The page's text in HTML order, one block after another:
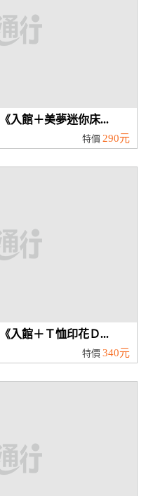
入館＋美夢迷你床...
特價 290元
入館＋Ｔ恤印花Ｄ...
特價 340元